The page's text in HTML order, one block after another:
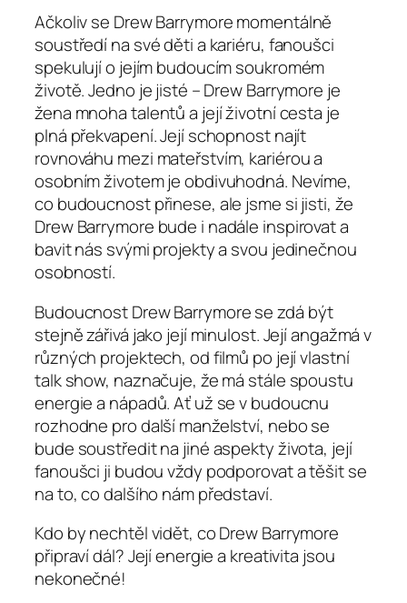
Ačkoliv se Drew Barrymore momentálně
soustředí na své děti a kariéru, fanoušci
spekulují o jejím budoucím soukromém
životě. Jedno je jisté – Drew Barrymore je
žena mnoha talentů a její životní cesta je
plná překvapení. Její schopnost najít
rovnováhu mezi mateřstvím, kariérou a
osobním životem je obdivuhodná. Nevíme,
co budoucnost přinese, ale jsme si jisti, že
Drew Barrymore bude i nadále inspirovat a
bavit nás svými projekty a svou jedinečnou
osobností.
Budoucnost Drew Barrymore se zdá být
stejně zářivá jako její minulost. Její angažmá v
různých projektech, od filmů po její vlastní
talk show, naznačuje, že má stále spoustu
energie a nápadů. Ať už se v budoucnu
rozhodne pro další manželství, nebo se
bude soustředit na jiné aspekty života, její
fanoušci ji budou vždy podporovat a těšit se
na to, co dalšího nám představí.
Kdo by nechtěl vidět, co Drew Barrymore
připraví dál? Její energie a kreativita jsou
nekonečné!